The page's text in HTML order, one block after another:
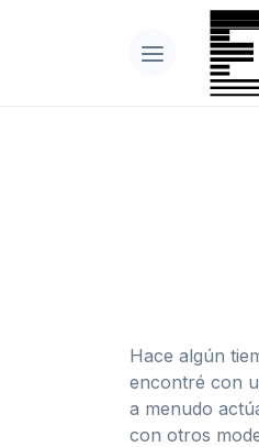
Hace algún
encontré con
a menudo
con otros